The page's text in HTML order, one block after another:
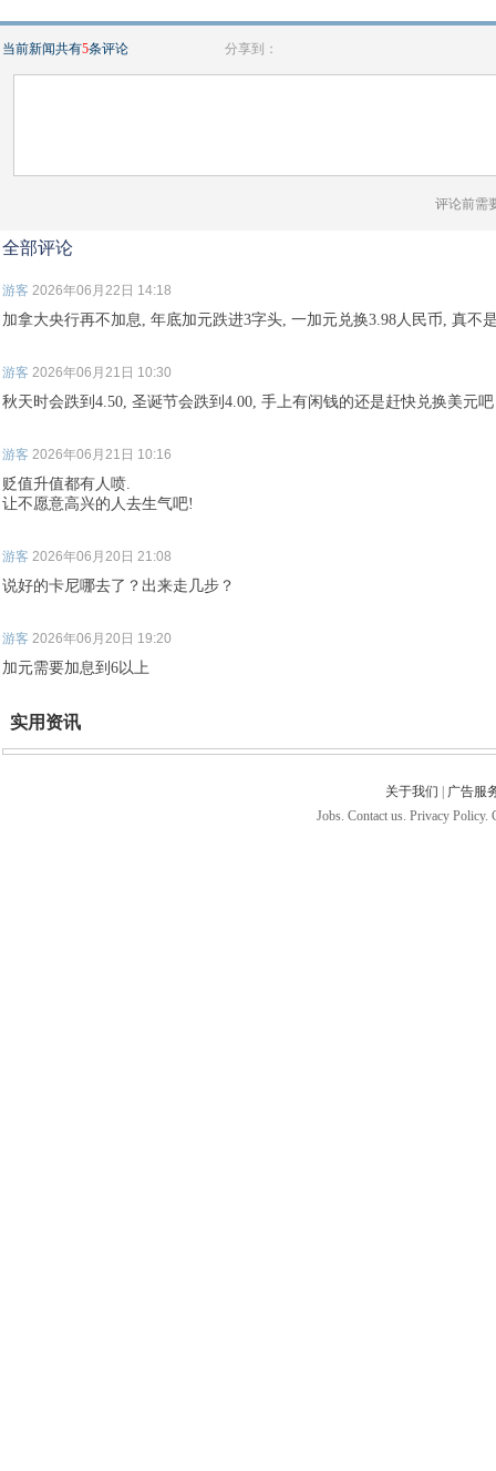
当前新闻共有5条评论 分享到：
评论前需
全部评论
游客 2026年06月22日 14:18
加拿大央行再不加息, 年底加元跌进3字头, 一加元兑换3.98人民币, 真不
游客 2026年06月21日 10:30
秋天时会跌到4.50, 圣诞节会跌到4.00, 手上有闲钱的还是赶快兑换美元
游客 2026年06月21日 10:16
贬值升值都有人喷.
让不愿意高兴的人去生气吧!
游客 2026年06月20日 21:08
说好的卡尼哪去了？出来走几步？
游客 2026年06月20日 19:20
加元需要加息到6以上
实用资讯
关于我们
广告服
Jobs. Contact us. Privacy